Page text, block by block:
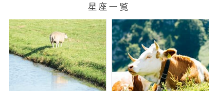
星座一覧